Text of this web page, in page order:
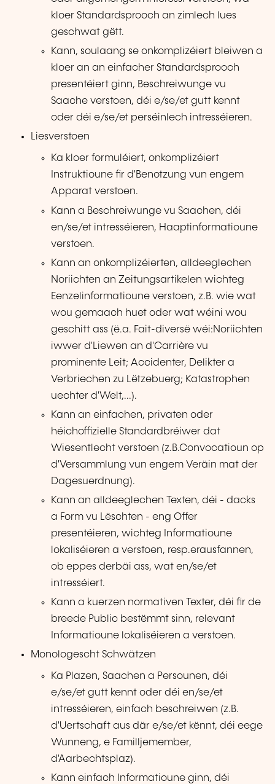
kloer Standardsprooch an zimlech lues
geschwat gëtt.
Kann, soulaang se onkomplizéiert bleiwen a
kloer an an einfacher Standardsprooch
presentéiert ginn, Beschreiwunge vu
Saache verstoen, déi e/se/et gutt kennt
oder déi e/se/et perséinlech intresséieren.
Liesverstoen
Ka kloer formuléiert, onkomplizéiert
Instruktioune fir d'Benotzung vun engem
Apparat verstoen.
Kann a Beschreiwunge vu Saachen, déi
en/se/et intresséieren, Haaptinformatioune
verstoen.
Kann an onkomplizéierten, alldeeglechen
Noriichten an Zeitungsartikelen wichteg
Eenzelinformatioune verstoen, z.B. wie wat
wou gemaach huet oder wat wéini wou
geschitt ass (ë.a. Fait-diversë wéi:Noriichten
iwwer d'Liewen an d'Carrière vu
prominente Leit; Accidenter, Delikter a
Verbriechen zu Lëtzebuerg; Katastrophen
uechter d'Welt,...).
Kann an einfachen, privaten oder
héichoffizielle Standardbréiwer dat
Wiesentlecht verstoen (z.B.Convocatioun op
d'Versammlung vun engem Veräin mat der
Dagesuerdnung).
Kann an alldeeglechen Texten, déi - dacks
a Form vu Lëschten - eng Offer
presentéieren, wichteg Informatioune
lokaliséieren a verstoen, resp.erausfannen,
ob eppes derbäi ass, wat en/se/et
intresséiert.
Kann a kuerzen normativen Texter, déi fir de
breede Public bestëmmt sinn, relevant
Informatioune lokaliséieren a verstoen.
Monologescht Schwätzen
Ka Plazen, Saachen a Persounen, déi
e/se/et gutt kennt oder déi en/se/et
intresséieren, einfach beschreiwen (z.B.
d'Uertschaft aus där e/se/et kënnt, déi eege
Wunneng, e Familljemember,
d'Aarbechtsplaz).
Kann einfach Informatioune ginn, déi